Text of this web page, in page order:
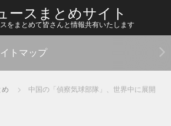
ースまとめサイト
をまとめて皆さんと情報共有いたします
トマップ
め
中国の「偵察気球部隊」、世界中に展開